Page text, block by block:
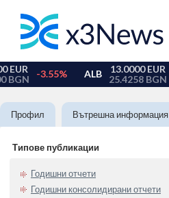
Профил Вътрешна информация
Типове публикации
Годишни отчети
Годишни консолидирани отчети